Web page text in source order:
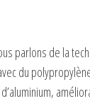
parlons de la
du